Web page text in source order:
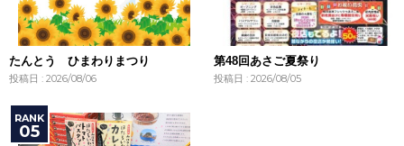
たんとう ひまわりまつり
投稿日 : 2026/08/06
第48回あさご夏祭り
投稿日 : 2026/08/05